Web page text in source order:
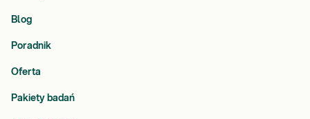
Blog
Poradnik
Oferta
Pakiety badań